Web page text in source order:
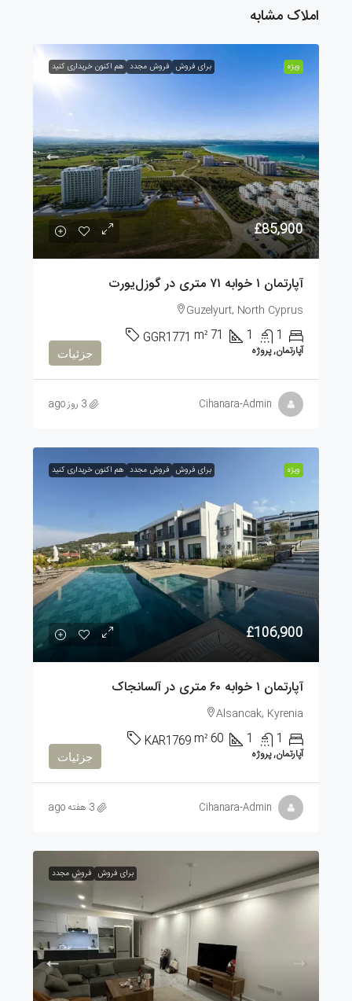
املاک مشابه
ویژه برای فروش فروش مجدد هم اکنون خریداری کنید
£85,900
آپارتمان ۱ خوابه ۷۱ متری در گوزل‌یورت
Guzelyurt, North Cyprus
1
1
71
m²
GGR1771
آپارتمان, پروژه جزئیات
Cihanara-Admin 3 روز ago
ویژه برای فروش فروش مجدد هم اکنون خریداری کنید
£106,900
آپارتمان ۱ خوابه ۶۰ متری در آلسانجاک
Alsancak, Kyrenia
1
1
60
m²
KAR1769
آپارتمان, پروژه جزئیات
Cihanara-Admin 3 هفته ago
برای فروش فروش مجدد